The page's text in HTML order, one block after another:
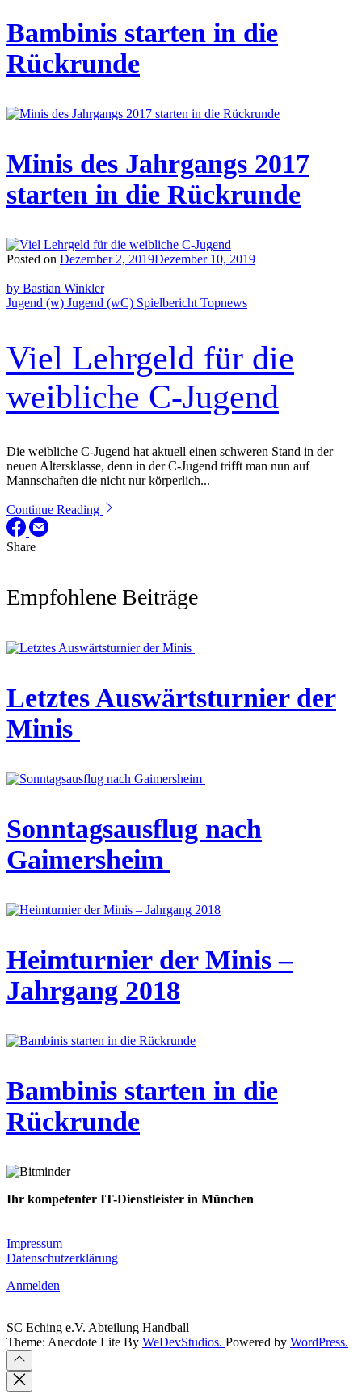
Bambinis starten in die
Rückrunde
Minis des Jahrgangs 2017
starten in die Rückrunde
Posted on Dezember 2, 2019Dezember 10, 2019
by Bastian Winkler
Jugend (w) Jugend (wC) Spielbericht Topnews
Viel Lehrgeld für die
weibliche C-Jugend
Die weibliche C-Jugend hat aktuell einen schweren Stand in der
neuen Altersklasse, denn in der C-Jugend trifft man nun auf
Mannschaften die nicht nur körperlich...
Continue Reading
Share
Empfohlene Beiträge
Letztes Auswärtsturnier der
Minis
Sonntagsausflug nach
Gaimersheim
Heimturnier der Minis –
Jahrgang 2018
Bambinis starten in die
Rückrunde
Ihr kompetenter IT-Dienstleister in München
Impressum
Datenschutzerklärung
Anmelden
SC Eching e.V. Abteilung Handball
Theme: Anecdote Lite By WeDevStudios. Powered by WordPress.